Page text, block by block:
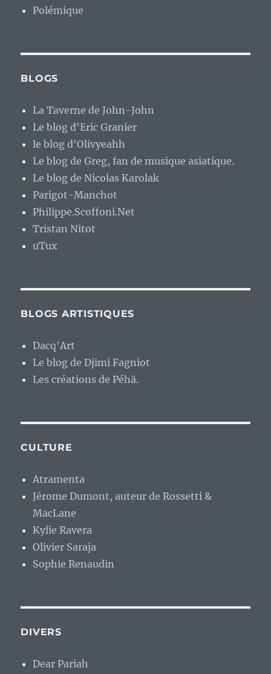
Polémique
BLOGS
La Taverne de John-John
Le blog d'Eric Granier
le blog d'Olivyeahh
Le blog de Greg, fan de musique asiatique.
Le blog de Nicolas Karolak
Parigot-Manchot
Philippe.Scoffoni.Net
Tristan Nitot
uTux
BLOGS ARTISTIQUES
Dacq'Art
Le blog de Djimi Fagniot
Les créations de Péhä.
CULTURE
Atramenta
Jérome Dumont, auteur de Rossetti &
MacLane
Kylie Ravera
Olivier Saraja
Sophie Renaudin
DIVERS
Dear Pariah